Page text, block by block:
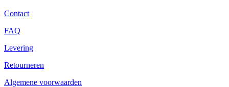
Contact
FAQ
Levering
Retourneren
Algemene voorwaarden